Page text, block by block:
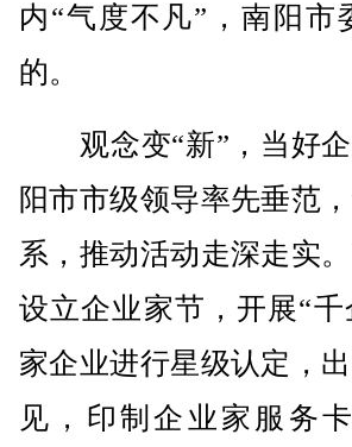
内“气度不凡”，南阳
的。
观念变“新”，当好企
阳市市级领导率先垂范
系，推动活动走深走实
设立企业家节，开展“
家企业进行星级认定，
见，印制企业家服务